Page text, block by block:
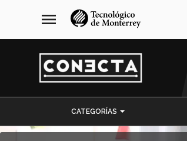
navegación
principal
menu
CATEGORÍAS